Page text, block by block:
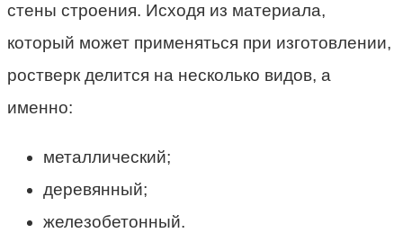
стены строения. Исходя из материала,
который может применяться при изготовлении,
ростверк делится на несколько видов, а
именно:
металлический;
деревянный;
железобетонный.